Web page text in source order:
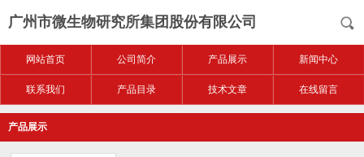
广州市微生物研究所集团股份有限公司
网站首页 公司简介 产品展示 新闻中心
联系我们 产品目录 技术文章 在线留言
产品展示